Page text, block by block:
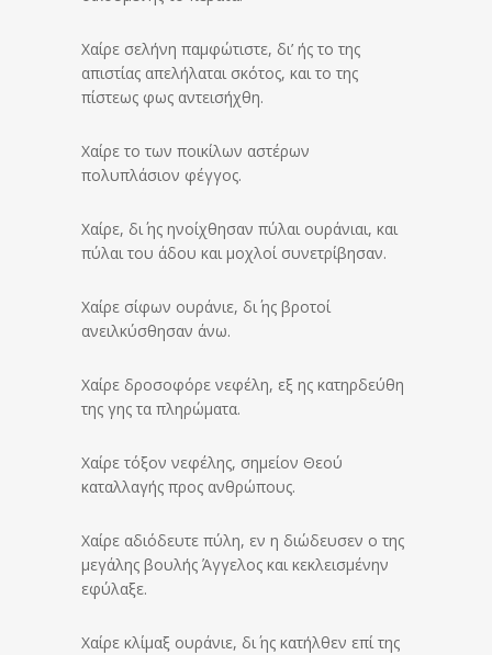
Χαίρε σελήνη παμφώτιστε, δι’ ής το της
απιστίας απελήλαται σκότος, και το της
πίστεως φως αντεισήχθη.
Χαίρε το των ποικίλων αστέρων
πολυπλάσιον φέγγος.
Χαίρε, δι΄ ης ηνοίχθησαν πύλαι ουράνιαι, και
πύλαι του άδου και μοχλοί συνετρίβησαν.
Χαίρε σίφων ουράνιε, δι΄ ης βροτοί
ανειλκύσθησαν άνω.
Χαίρε δροσοφόρε νεφέλη, εξ ης κατηρδεύθη
της γης τα πληρώματα.
Χαίρε τόξον νεφέλης, σημείον Θεού
καταλλαγής προς ανθρώπους.
Χαίρε αδιόδευτε πύλη, εν η διώδευσεν ο της
μεγάλης βουλής Άγγελος και κεκλεισμένην
εφύλαξε.
Χαίρε κλίμαξ ουράνιε, δι΄ ης κατήλθεν επί της